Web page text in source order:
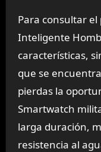
Para consultar el
Inteligente
características,
que se
pierdas la
Smartwatch
larga duración,
resistencia al